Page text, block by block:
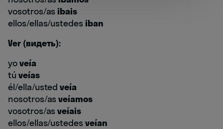
vosotros/asibais
ellos/ellas/ustedesiban
Ver (видеть):
yoveía
tú veías
él/ella/ustedveía
nosotros/asveíamos
vosotros/asveíais
ellos/ellas/ustedesveían